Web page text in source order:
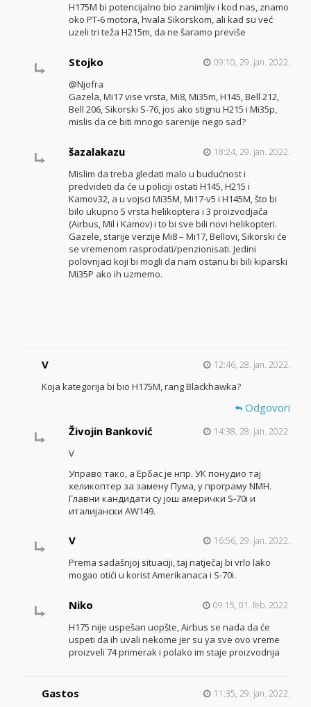
H175M bi potencijalno bio zanimljiv i kod nas, znamo
oko PT-6 motora, hvala Sikorskom, ali kad su već
uzeli tri teža H215m, da ne šaramo previše
Stojko 09:10, 29. jan. 2022.
@Njofra
Gazela, Mi17 vise vrsta, Mi8, Mi35m, H145, Bell 212,
Bell 206, Sikorski S-76, jos ako stignu H215 i Mi35p,
mislis da ce biti mnogo sarenije nego sad?
šazalakazu 18:24, 29. jan. 2022.
Mislim da treba gledati malo u budućnost i
predvideti da će u policiji ostati H145, H215 i
Kamov32, a u vojsci Mi35M, Mi17-v5 i H145M, što bi
bilo ukupno 5 vrsta helikoptera i 3 proizvodjača
(Airbus, Mil i Kamov) i to bi sve bili novi helikopteri.
Gazele, starije verzije Mi8 – Mi17, Bellovi, Sikorski će
se vremenom rasprodati/penzionisati. Jedini
polovnjaci koji bi mogli da nam ostanu bi bili kiparski
Mi35P ako ih uzmemo.
V 12:46, 28. jan. 2022.
Koja kategorija bi bio H175M, rang Blackhawka?
Odgovori
Živojin Banković
14:38, 28. jan. 2022.
V
Управо тако, а Ербас је нпр. УК понудио тај
хеликоптер за замену Пума, у програму NMH.
Главни кандидати су још амерички S-70i и
италијански AW149.
V 16:56, 29. jan. 2022.
Prema sadašnjoj situaciji, taj natječaj bi vrlo lako
mogao otići u korist Amerikanaca i S-70i.
Niko 09:15, 01. feb. 2022.
H175 nije uspešan uopšte, Airbus se nada da će
uspeti da ih uvali nekome jer su ya sve ovo vreme
proizveli 74 primerak i polako im staje proizvodnja
Gastos 11:35, 29. jan. 2022.